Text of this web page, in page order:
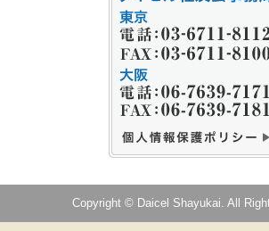
Copyright © Daicel Shayukai. All